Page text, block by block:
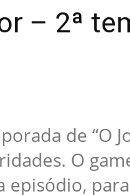
– 2ª
de “O
O
episódio,